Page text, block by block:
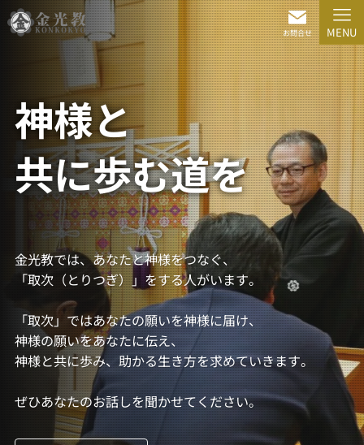
メ
イ
お問合せ MENU
神様と
共に歩む道を
金光教では、あなたと神様をつなぐ、
「取次（とりつぎ）」をする人がいます。
「取次」ではあなたの願いを神様に届け、
神様の願いをあなたに伝え、
神様と共に歩み、助かる生き方を求めていきます。
ぜひあなたのお話しを聞かせてください。